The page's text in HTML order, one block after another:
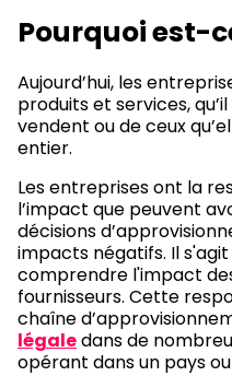
Pourquoi est-
Aujourd’hui, les
produits et services, qu’il
vendent ou de ceux
entier.
Les entreprises ont la
l’impact que peuvent
décisions
impacts négatifs. Il
comprendre l'impact
fournisseurs. Cette
chaîne
légaledans de
opérant dans un pays